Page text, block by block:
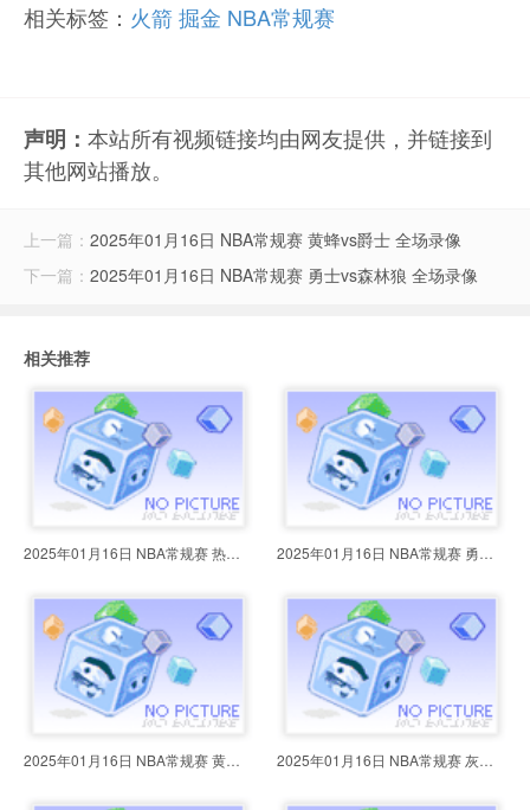
相关标签： 火箭掘金 NBA常规赛
声明： 本站所有视频链接均由网友提供，并链接到
其他网站播放。
上一篇： 2025年01月16日 NBA常规赛 黄蜂vs爵士 全场录像
下一篇： 2025年01月16日 NBA常规赛 勇士vs森林狼 全场录像
相关推荐
2025年01月16日 NBA常规赛 热火vs 2025年01月16日 NBA常规赛 勇士vs
2025年01月16日 NBA常规赛 黄蜂vs 2025年01月16日 NBA常规赛 灰熊vs